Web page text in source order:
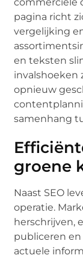
pagina richt
vergelijking
en teksten
invalshoeken
opnieuw
samenhang
groene
Naast SEO
operatie.
herschrijven,
publiceren
actuele